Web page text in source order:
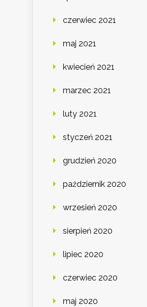
czerwiec 2021
maj 2021
kwiecień 2021
marzec 2021
luty 2021
styczeń 2021
grudzień 2020
październik 2020
wrzesień 2020
sierpień 2020
lipiec 2020
czerwiec 2020
maj 2020